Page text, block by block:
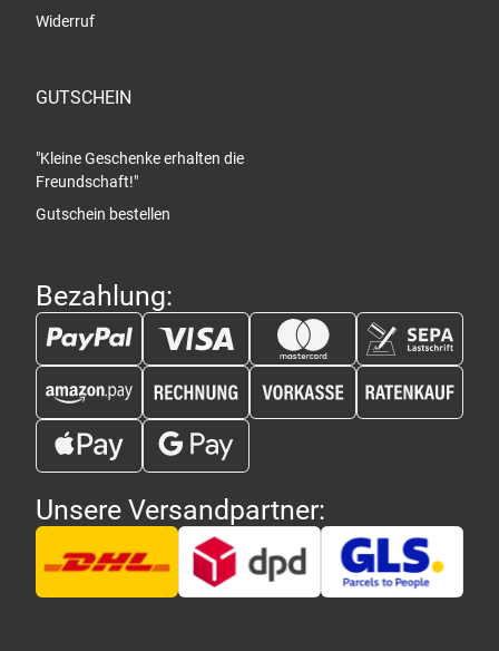
Widerruf
GUTSCHEIN
"Kleine Geschenke erhalten die
Freundschaft!"
Gutschein bestellen
Bezahlung:
Unsere Versandpartner: